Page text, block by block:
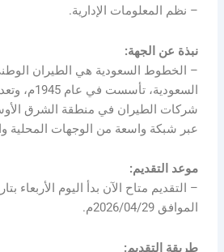
– نظم المعلومات الإدارية.
نبذة عن الجهة:
– الخطوط السعودية هي الطيران
السعودية،
شركات الطيران في منطقة الشرق
عبر شبكة واسعة من الوجهات المحلية
موعد التقديم:
الموافق 2026/04/29م.
طريقة التقديم: